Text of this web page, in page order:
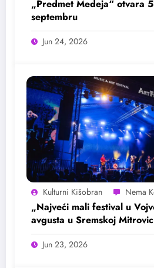
„Predmet Medeja“ otvara
septembru
Jun 24, 2026
Kulturni Kišobran
„Najveći mali festival u
avgusta u Sremskoj
Jun 23, 2026